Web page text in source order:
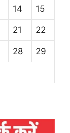
14 15
21 22
28 29